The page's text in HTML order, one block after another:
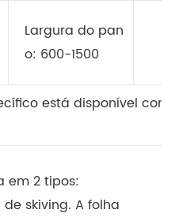
Largura do pan
o: 600-1500
está disponível
em 2 tipos:
de skiving. A folha